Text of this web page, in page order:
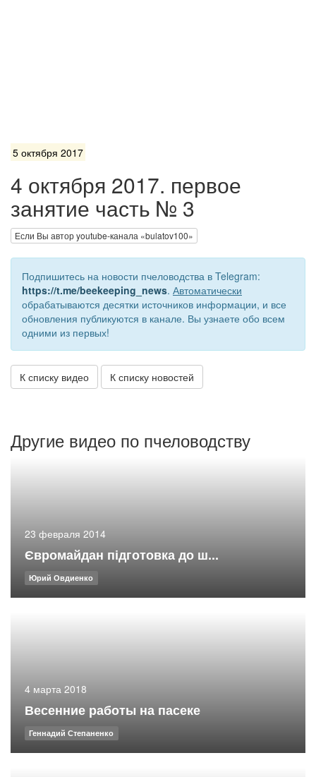
5 октября 2017
4 октября 2017. первое
занятие часть № 3
Если Вы автор youtube-канала «bulatov100»
Подпишитесь на новости пчеловодства в Telegram:
https://t.me/beekeeping_news. Автоматически
обрабатываются десятки источников информации, и все
обновления публикуются в канале. Вы узнаете обо всем
одними из первых!
К списку видео К списку новостей
Другие видео по пчеловодству
23 февраля 2014
Євромайдан підготовка до ш...
Юрий Овдиенко
4 марта 2018
Весенние работы на пасеке
Геннадий Степаненко